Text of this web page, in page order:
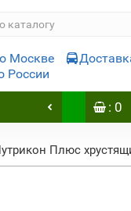
Москве
России
: 0
Плюс